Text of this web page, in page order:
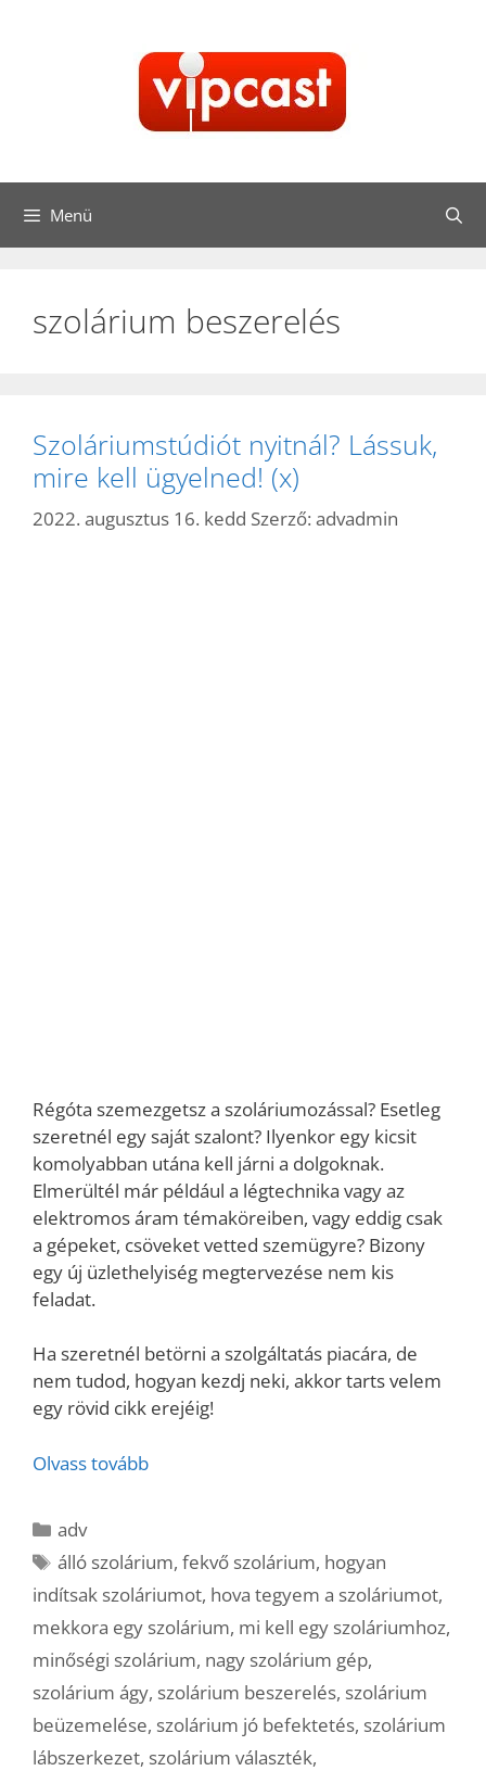
Menü
szolárium beszerelés
Szoláriumstúdiót nyitnál? Lássuk,
mire kell ügyelned! (x)
2022. augusztus 16. kedd Szerző: advadmin
Régóta szemezgetsz a szoláriumozással? Esetleg
szeretnél egy saját szalont? Ilyenkor egy kicsit
komolyabban utána kell járni a dolgoknak.
Elmerültél már például a légtechnika vagy az
elektromos áram témaköreiben, vagy eddig csak
a gépeket, csöveket vetted szemügyre? Bizony
egy új üzlethelyiség megtervezése nem kis
feladat.
Ha szeretnél betörni a szolgáltatás piacára, de
nem tudod, hogyan kezdj neki, akkor tarts velem
egy rövid cikk erejéig!
Olvass tovább
Kategória
adv
Címkék
álló szolárium,fekvő szolárium, hogyan
indítsak szoláriumot, hova tegyem a szoláriumot,
mekkora egy szolárium, mi kell egy szoláriumhoz,
minőségi szolárium, nagy szolárium gép,
szolárium ágy, szolárium beszerelés, szolárium
beüzemelése, szolárium jó befektetés, szolárium
lábszerkezet, szolárium választék,